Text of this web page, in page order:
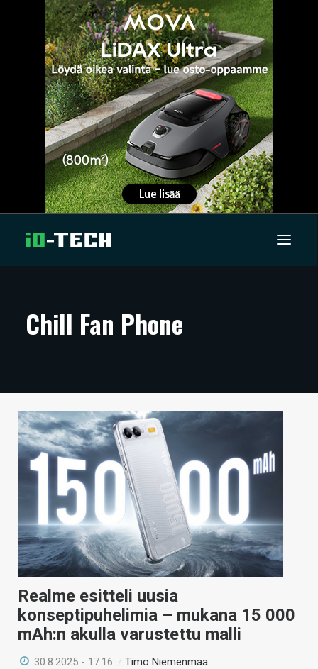
ARTIKKELIT
TECHBBS
TIETOA
HINTA.FI
VAIHDA TEEMA
HAKU
Chill Fan Phone
Realme esitteli uusia
konseptipuhelimia – mukana 15 000
mAh:n akulla varustettu malli
30.8.2025 - 17:16 /Timo Niemenmaa